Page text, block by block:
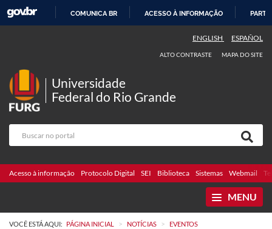
COMUNICA BR ACESSO À INFORMAÇÃO
ENGLISH ESPAÑOL
ALTO CONTRASTE MAPA DO SITE
Universidade
Federal do Rio Grande
Acesso à informação Protocolo Digital SEI Biblioteca Sistemas Webmail
MENU
VOCÊ ESTÁ AQUI: PÁGINA INICIAL > NOTÍCIAS > EVENTOS